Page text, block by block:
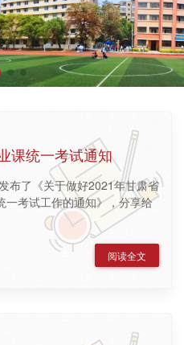
课统一考试通知
布了《关于做好2021年甘肃省
一考试工作的通知》，分享给
阅读全文